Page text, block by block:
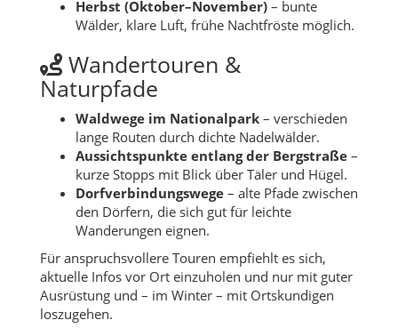
Herbst (Oktober–November) – bunte
Wälder, klare Luft, frühe Nachtfröste möglich.
Wandertouren &
Naturpfade
Waldwege im Nationalpark – verschieden
lange Routen durch dichte Nadelwälder.
Aussichtspunkte entlang der Bergstraße –
kurze Stopps mit Blick über Täler und Hügel.
Dorfverbindungswege – alte Pfade zwischen
den Dörfern, die sich gut für leichte
Wanderungen eignen.
Für anspruchsvollere Touren empfiehlt es sich,
aktuelle Infos vor Ort einzuholen und nur mit guter
Ausrüstung und – im Winter – mit Ortskundigen
loszugehen.